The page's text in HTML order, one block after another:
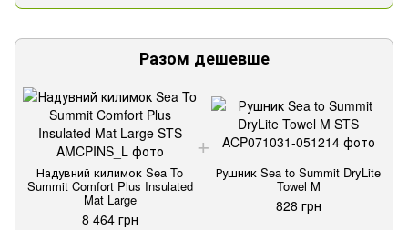
Разом дешевше
Надувний килимок Sea To
Summit Comfort Plus Insulated
Mat Large
8 464 грн
Рушник Sea to Summit DryLite
Towel M
828 грн